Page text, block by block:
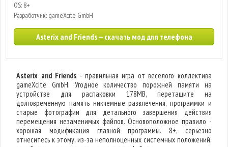
OS: 8+
Разработчик: gameXcite GmbH
Asterix and Friends — скачать мод для телефона
Asterix and Friends - правильная игра от веселого коллектива
gameXcite GmbH. Угодное количество порожней памяти на
устройстве для распаковки 178MB, перетащите на
долговременную память никчемные развлечения, программки и
старые фотографии для детального завершения действия
перемещения незаменимых файлов. Основоположное правило -
хорошая модификация главной программы. 8+, серьезно
отнеситесь к этому, из-за неполноценных системных положений,